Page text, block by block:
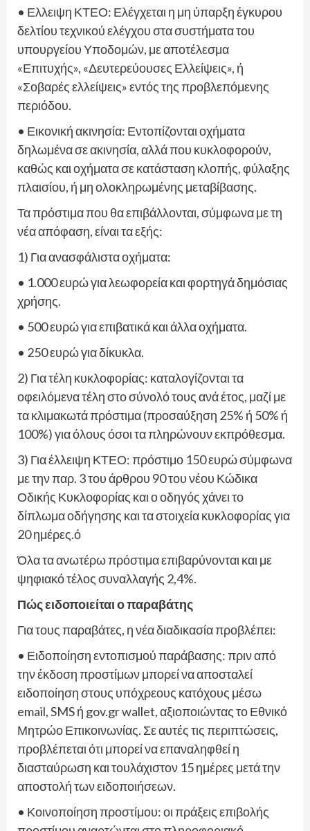
• Ελλειψη ΚΤΕΟ: Ελέγχεται η μη ύπαρξη έγκυρου
δελτίου τεχνικού ελέγχου στα συστήματα του
υπουργείου Υποδομών, με αποτέλεσμα
«Επιτυχής», «Δευτερεύουσες Ελλείψεις», ή
«Σοβαρές ελλείψεις» εντός της προβλεπόμενης
περιόδου.
• Εικονική ακινησία: Εντοπίζονται οχήματα
δηλωμένα σε ακινησία, αλλά που κυκλοφορούν,
καθώς και οχήματα σε κατάσταση κλοπής, φύλαξης
πλαισίου, ή μη ολοκληρωμένης μεταβίβασης.
Τα πρόστιμα που θα επιβάλλονται, σύμφωνα με τη
νέα απόφαση, είναι τα εξής:
1) Για ανασφάλιστα οχήματα:
• 1.000 ευρώ για λεωφορεία και φορτηγά δημόσιας
χρήσης.
• 500 ευρώ για επιβατικά και άλλα οχήματα.
• 250 ευρώ για δίκυκλα.
2) Για τέλη κυκλοφορίας: καταλογίζονται τα
οφειλόμενα τέλη στο σύνολό τους ανά έτος, μαζί με
τα κλιμακωτά πρόστιμα (προσαύξηση 25% ή 50% ή
100%) για όλους όσοι τα πληρώνουν εκπρόθεσμα.
3) Για έλλειψη ΚΤΕΟ: πρόστιμο 150 ευρώ σύμφωνα
με την παρ. 3 του άρθρου 90 του νέου Κώδικα
Οδικής Κυκλοφορίας και ο οδηγός χάνει το
δίπλωμα οδήγησης και τα στοιχεία κυκλοφορίας για
20 ημέρες.ό
Όλα τα ανωτέρω πρόστιμα επιβαρύνονται και με
ψηφιακό τέλος συναλλαγής 2,4%.
Πώς ειδοποιείται ο παραβάτης
Για τους παραβάτες, η νέα διαδικασία προβλέπει:
• Ειδοποίηση εντοπισμού παράβασης: πριν από
την έκδοση προστίμων μπορεί να αποσταλεί
ειδοποίηση στους υπόχρεους κατόχους μέσω
email, SMS ή gov.gr wallet, αξιοποιώντας το Εθνικό
Μητρώο Επικοινωνίας. Σε αυτές τις περιπτώσεις,
προβλέπεται ότι μπορεί να επαναληφθεί η
διασταύρωση και τουλάχιστον 15 ημέρες μετά την
αποστολή των ειδοποιήσεων.
• Κοινοποίηση προστίμου: οι πράξεις επιβολής